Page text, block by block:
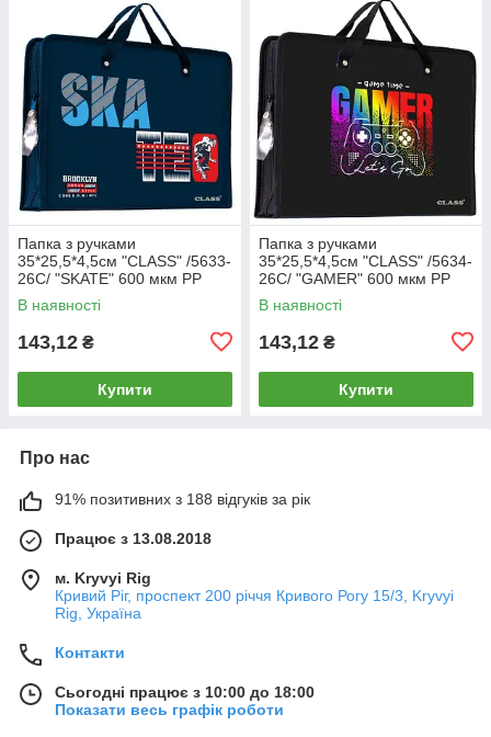
Папка з ручками
35*25,5*4,5см "CLASS" /5633-
26C/ "SKATE" 600 мкм РР
(1/60)
В наявності
143,12 ₴
Купити
Папка з ручками
35*25,5*4,5см "CLASS" /5634-
26C/ "GAMER" 600 мкм РР
(1/60)
В наявності
143,12 ₴
Купити
Про нас
91% позитивних з 188 відгуків за рік
Працює з 13.08.2018
м. Kryvyi Rig
Кривий Ріг, проспект 200 річчя Кривого Рогу 15/3, Kryvyi
Rig, Україна
Контакти
Сьогодні працює з 10:00 до 18:00
Показати весь графік роботи